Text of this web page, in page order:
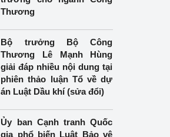
Thương
Bộ trưởng Bộ Công
Thương Lê Mạnh Hùng
giải đáp nhiều nội dung tại
phiên thảo luận Tổ về dự
án Luật Dầu khí (sửa đổi)
Ủy ban Cạnh tranh Quốc
gia phổ biến Luật Bảo vệ